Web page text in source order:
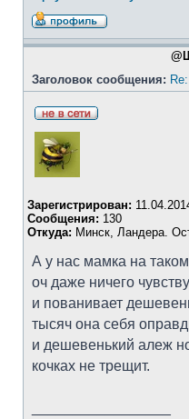
Заголовок сообщения:
Зарегистрирован:
Сообщения: 130
Откуда: Минск, Ландера.
А у нас мамка на
оч даже ничего
и пованивает
тысяч она себя
и дешевенький алеж
кочках не трещит.